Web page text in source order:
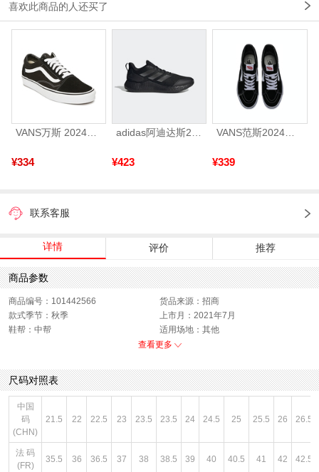
喜欢此商品的人还买了
VANS万斯 2024年新款中性OldSkool帆布鞋/硫化鞋VN000D3HY28（延续款）
¥334 ¥423 ¥339
联系客服
详情 评价 推荐
商品参数
商品编号：101442566
货品来源：招商
款式季节：秋季
上市月：2021年7月
鞋帮：中帮
适用场地：其他
闭合方式：系带
性别：男子
查看更多
尺码对照表
中国
码
(CHN)
21.5 22 22.5 23 23.5 23.5 24 24.5 25 25.5 26 26.5
法 码
(FR)
35.5 36 36.5 37 38 38.5 39 40 40.5 41 42 42.5